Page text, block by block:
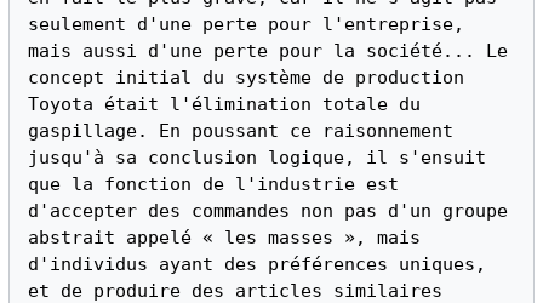
seulement d'une perte pour l'entreprise,
mais aussi d'une perte pour la société... Le
concept initial du système de production
Toyota était l'élimination totale du
gaspillage. En poussant ce raisonnement
jusqu'à sa conclusion logique, il s'ensuit
que la fonction de l'industrie est
d'accepter des commandes non pas d'un groupe
abstrait appelé « les masses », mais
d'individus ayant des préférences uniques,
et de produire des articles similaires